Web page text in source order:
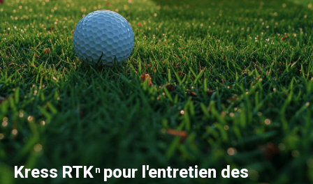
Kress RTK npour l'entretien des